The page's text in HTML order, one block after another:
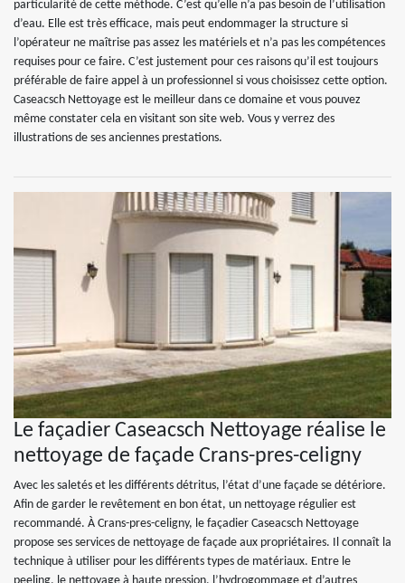
particularité de cette méthode. C’est qu’elle n’a pas besoin de l’utilisation
d’eau. Elle est très efficace, mais peut endommager la structure si
l’opérateur ne maîtrise pas assez les matériels et n’a pas les compétences
requises pour ce faire. C’est justement pour ces raisons qu’il est toujours
préférable de faire appel à un professionnel si vous choisissez cette option.
Caseacsch Nettoyage est le meilleur dans ce domaine et vous pouvez
même constater cela en visitant son site web. Vous y verrez des
illustrations de ses anciennes prestations.
Le façadier Caseacsch Nettoyage réalise le
nettoyage de façade Crans-pres-celigny
Avec les saletés et les différents détritus, l’état d’une façade se détériore.
Afin de garder le revêtement en bon état, un nettoyage régulier est
recommandé. À Crans-pres-celigny, le façadier Caseacsch Nettoyage
propose ses services de nettoyage de façade aux propriétaires. Il connaît la
technique à utiliser pour les différents types de matériaux. Entre le